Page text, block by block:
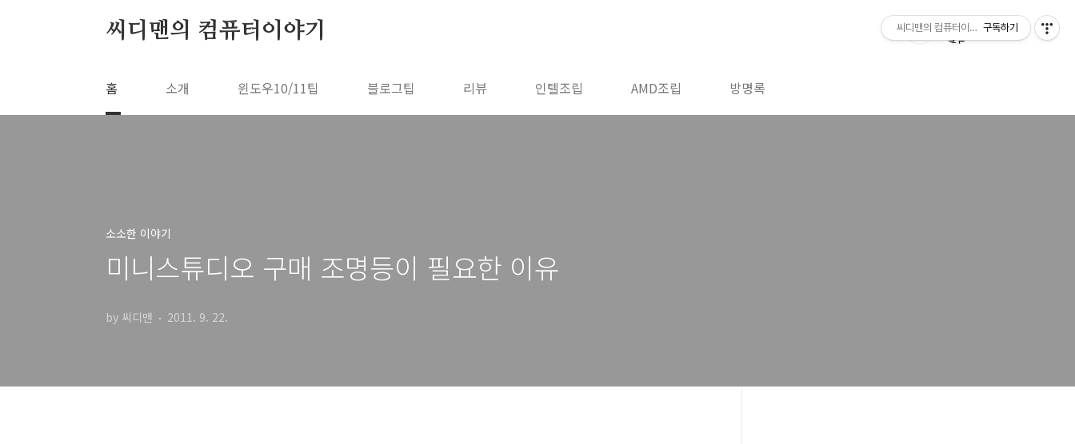
씨디맨의 컴퓨터이야기
홈 소개 윈도우10/11팁 블로그팁 리뷰 인텔조립 AMD조립 방명록
소소한 이야기
미니스튜디오 구매 조명등이 필요한 이유
by 씨디맨 2011. 9. 22.
씨디맨의 컴퓨터이야기구독하기